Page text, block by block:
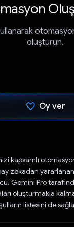
oluşturun.
Oy ver
kapsamlı
zekadan
Gemini Pro
oluşturmakla
listesini de